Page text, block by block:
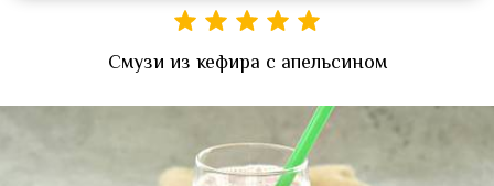
Смузи из кефира с апельсином